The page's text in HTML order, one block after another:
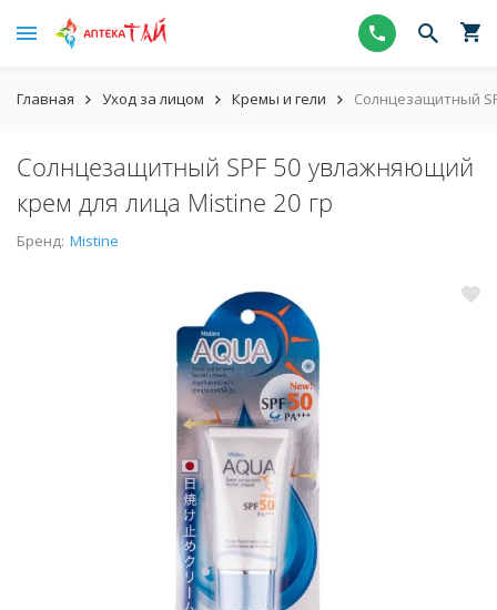
Главная Уход за лицом Кремы и гели Солнцезащитный
Солнцезащитный SPF 50 увлажняющий
крем для лица Mistine 20 гр
Бренд: Mistine